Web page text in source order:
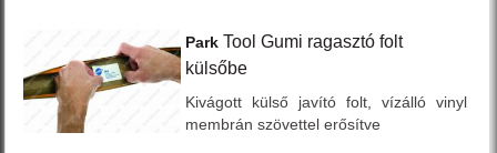
Park Tool Gumi ragasztó folt
külsőbe
Kivágott külső javító folt, vízálló vinyl
membrán szövettel erősítve